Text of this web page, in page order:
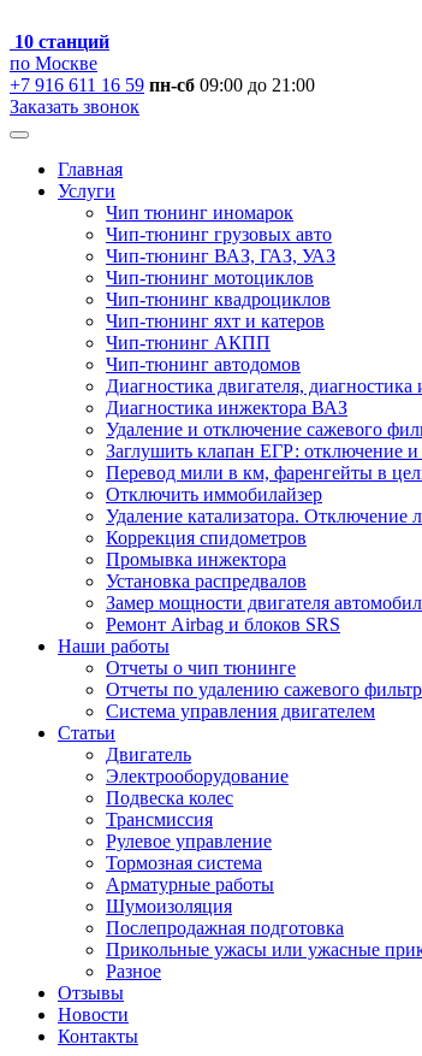
10 станций
по Москве
+7 916 611 16 59 пн-сб 09:00 до 21:00
Заказать звонок
Главная
Услуги
Чип тюнинг иномарок
Чип-тюнинг грузовых авто
Чип-тюнинг ВАЗ, ГАЗ, УАЗ
Чип-тюнинг мотоциклов
Чип-тюнинг квадроциклов
Чип-тюнинг яхт и катеров
Чип-тюнинг АКПП
Чип-тюнинг автодомов
Диагностика двигателя,
Диагностика инжектора ВАЗ
Удаление и отключение сажевого
Заглушить клапан ЕГР: отключение
Перевод мили в км, фаренгейты в
Отключить иммобилайзер
Удаление катализатора. Отключение
Коррекция спидометров
Промывка инжектора
Установка распредвалов
Замер мощности двигателя
Ремонт Airbag и блоков SRS
Наши работы
Отчеты о чип тюнинге
Отчеты по удалению сажевого
Система управления двигателем
Статьи
Двигатель
Электрооборудование
Подвеска колес
Трансмиссия
Рулевое управление
Тормозная система
Арматурные работы
Шумоизоляция
Послепродажная подготовка
Прикольные ужасы или ужасные
Разное
Отзывы
Новости
Контакты